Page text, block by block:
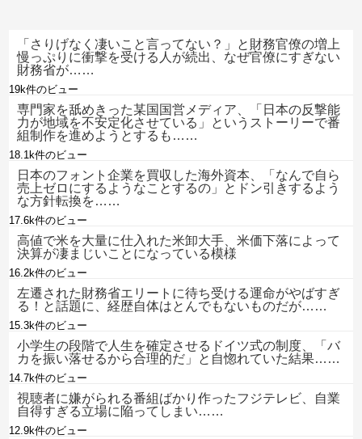
「さりげなく凄いこと言ってない？」と財務官僚の増上
慢っぷりに衝撃を受ける人が続出、なぜ官僚にすぎない
財務省が……
19k件のビュー
専門家を舐めきった某国国営メディア、「日本の反撃能
力が地域を不安定化させている」というストーリーで番
組制作を進めようとするも……
18.1k件のビュー
日本のフォント企業を買収した海外資本、「なんで自ら
売上ゼロにするようなことするの」とドン引きするよう
な方針転換を……
17.6k件のビュー
高値で米を大量に仕入れた米卸大手、米価下落によって
決算が凄まじいことになっている模様
16.2k件のビュー
左遷された財務省エリートに待ち受ける運命がやばすぎ
る！と話題に、経歴自体はとんでもないものだが……
15.3k件のビュー
小学生の段階で人生を確定させるドイツ式の制度、「バ
カを振い落せるから合理的だ」と自惚れていた結果……
14.7k件のビュー
視聴者に嫌がられる番組ばかり作ったフジテレビ、自業
自得すぎる立場に陥ってしまい……
12.9k件のビュー